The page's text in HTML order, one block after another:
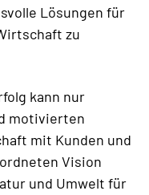
Lösungen für
zu
kann nur
motivierten
mit Kunden und
Vision
und Umwelt für